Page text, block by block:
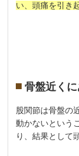
い、頭痛を引き
骨盤近く
股関節は骨盤の
動かないという
り、結果として